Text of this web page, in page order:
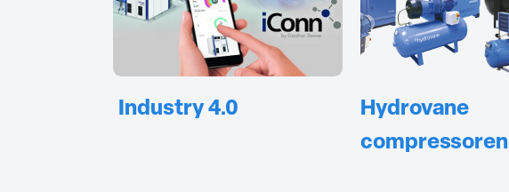
Industry 4.0
Hydrovane
compressoren